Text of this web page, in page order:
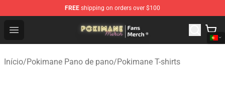
FREE shipping on orders over $100
Open menu
Pokimane Store - Official Pokimane Merchandise Shop
Início/Pokimane Pano de pano/Pokimane T-shirts